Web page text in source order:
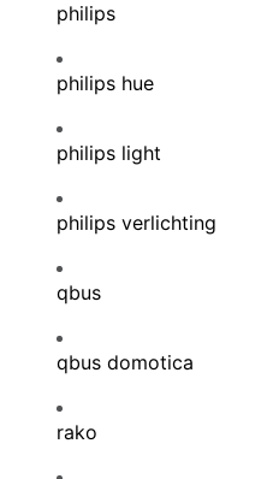
philips
philips hue
philips light
philips verlichting
qbus
qbus domotica
rako